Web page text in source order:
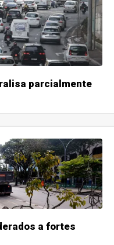
parcialmente
a fortes